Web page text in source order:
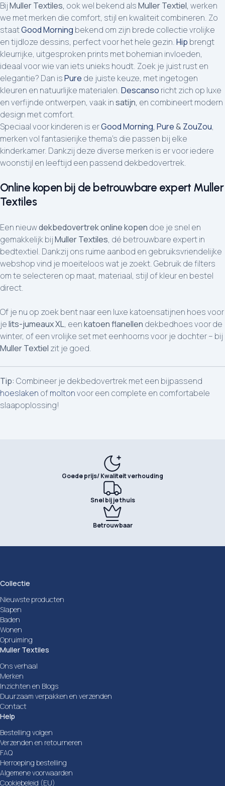
BijMuller Textiles, ook wel bekend alsMuller Textiel, werken
we met merken die comfort, stijl en kwaliteit combineren. Zo
staatGood Morning bekend om zijn brede collectie vrolijke
en tijdloze dessins, perfect voor het hele gezin.Hip brengt
kleurrijke, uitgesproken prints met bohemian invloeden,
ideaal voor wie van iets unieks houdt. Zoek je juist rust en
elegantie? Dan isPure de juiste keuze, met ingetogen
kleuren en natuurlijke materialen.Descanso richt zich op luxe
en verfijnde ontwerpen, vaak insatijn, en combineert modern
design met comfort.
Speciaal voor kinderen is erGood Morning, Pure& ZouZou,
merken vol fantasierijke thema’s die passen bij elke
kinderkamer. Dankzij deze diverse merken is er voor iedere
woonstijl en leeftijd een passend dekbedovertrek.
Online kopen bij de betrouwbare expert Muller
Textiles
Een nieuwdekbedovertrek online kopen doe je snel en
gemakkelijk bijMuller Textiles, dé betrouwbare expert in
bedtextiel. Dankzij ons ruime aanbod en gebruiksvriendelijke
webshop vind je moeiteloos wat je zoekt. Gebruik de filters
om te selecteren op maat, materiaal, stijl of kleur en bestel
direct.
Of je nu op zoek bent naar een luxe katoensatijnen hoes voor
jelits-jumeaux XL, eenkatoen flanellen dekbedhoes voor de
winter, of een vrolijke set met eenhoorns voor je dochter – bij
Muller Textiel zit je goed.
Tip: Combineer je dekbedovertrek met een bijpassend
hoeslaken ofmoltonvoor een complete en comfortabele
slaapoplossing!
Goede prijs/ Kwaliteit verhouding
Snel bij je thuis
Betrouwbaar
Collectie
Nieuwste producten
Slapen
Baden
Wonen
Opruiming
Muller Textiles
Ons verhaal
Merken
Inzichten en Blogs
Duurzaam verpakken en verzenden
Contact
Help
Bestelling volgen
Verzenden en retourneren
FAQ
Herroeping bestelling
Algemene voorwaarden
Cookiebeleid (EU)